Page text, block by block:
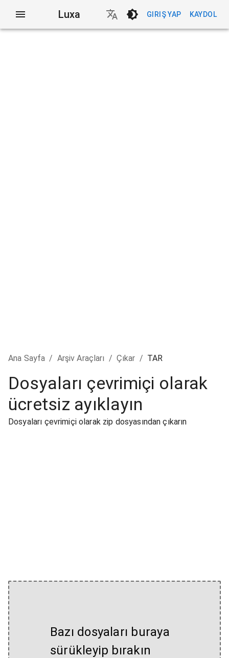
Luxa GIRIŞ YAP KAYDOL
Ana Sayfa / Arşiv Araçları / Çıkar / TAR
Dosyaları çevrimiçi olarak
ücretsiz ayıklayın
Dosyaları çevrimiçi olarak zip dosyasından çıkarın
Bazı dosyaları buraya
sürükleyip bırakın